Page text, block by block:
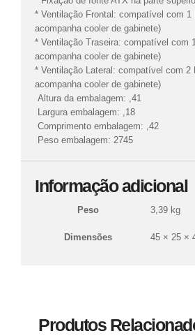
* Ventilação Frontal: compatível com 1
acompanha cooler de gabinete)
* Ventilação Traseira: compatível com
acompanha cooler de gabinete)
* Ventilação Lateral: compatível com 2
acompanha cooler de gabinete)
Altura da embalagem: ,41
Largura embalagem: ,18
Comprimento embalagem: ,42
Peso embalagem: 2745
Informação adicional
Peso 3,39 kg
Dimensões 45 × 25 ×
Produtos